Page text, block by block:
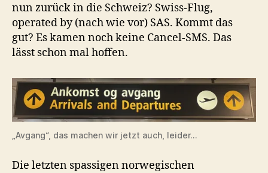
nun zurück in die Schweiz? Swiss-Flug,
operated by (nach wie vor) SAS. Kommt das
gut? Es kamen noch keine Cancel-SMS. Das
lässt schon mal hoffen.
„Avgang“, das machen wir jetzt auch, leider…
Die letzten spassigen norwegischen